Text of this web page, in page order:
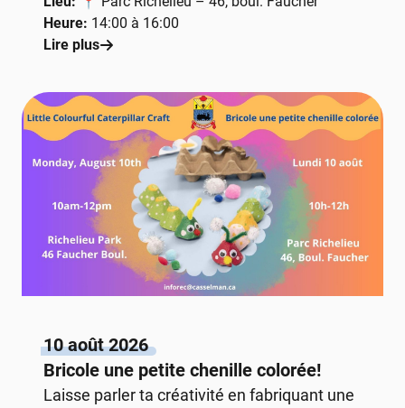
Heure: 14:00 à 16:00
Lire plus
10 août 2026
Bricole une petite chenille colorée!
Laisse parler ta créativité en fabriquant une